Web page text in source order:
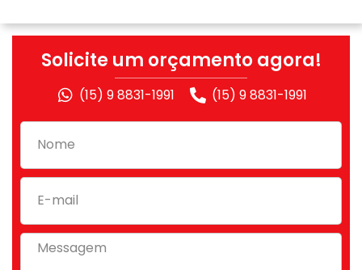
Solicite um orçamento agora!
(15) 9 8831-1991 (15) 9 8831-1991